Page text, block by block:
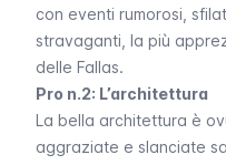
con eventi rumorosi,
stravaganti, la più
delle Fallas.
Pro n.2: L’architettura
La bella architettura è
aggraziate e slanciate